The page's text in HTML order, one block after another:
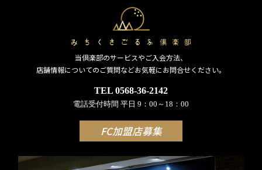
当倶楽部のサービスやご入会方法、
店舗情報についてのご質問などお気軽にお問合せください。
TEL 0568-36-2142
電話受付時間 平日 9：00～18：00
FC加盟店募集